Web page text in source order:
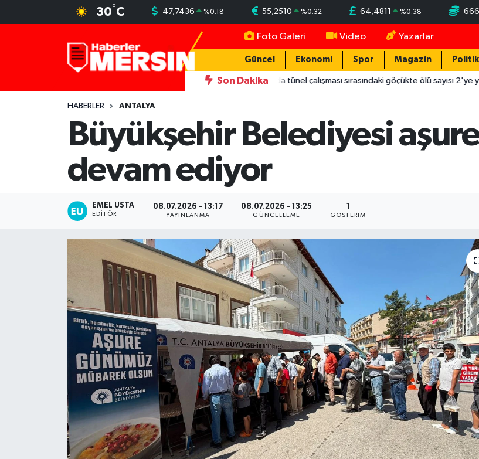
30°C 47,7436 %0.18 55,2510 %0.32 64,4811 %0.38
Foto Galeri Video Yazarlar
Güncel Ekonomi Spor Magazin
Son Dakika
Adana'da tünel çalışması sırasındaki göçükte ölü sayısı 2'ye yükseldi (2)
HABERLER ANTALYA
Büyükşehir Belediyesi
devam ediyor
EMEL USTA
EDITÖR
08.07.2026 - 13:17
YAYINLANMA
08.07.2026 - 13:25
GÜNCELLEME GÖSTERIM
Mersin Nöbetçi Eczaneler
Mersin Hava Durumu
Mersin Trafik Yoğunluk Haritası
Süper Lig Puan Durumu ve Fikstür
Tüm Manşetler
Haber Arşivi